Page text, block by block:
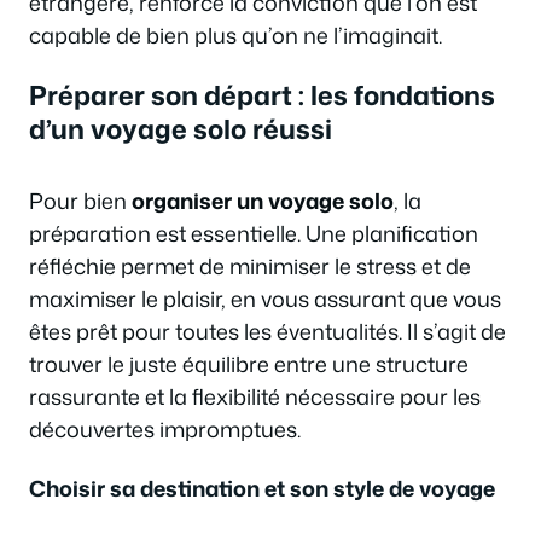
capable de bien plus qu’on ne l’imaginait.
Préparer son départ : les fondations
d’un voyage solo réussi
Pour bienorganiser un voyage solo, la
préparation est essentielle. Une planification
réfléchie permet de minimiser le stress et de
maximiser le plaisir, en vous assurant que vous
êtes prêt pour toutes les éventualités. Il s’agit de
trouver le juste équilibre entre une structure
rassurante et la flexibilité nécessaire pour les
découvertes impromptues.
Choisir sa destination et son style de voyage